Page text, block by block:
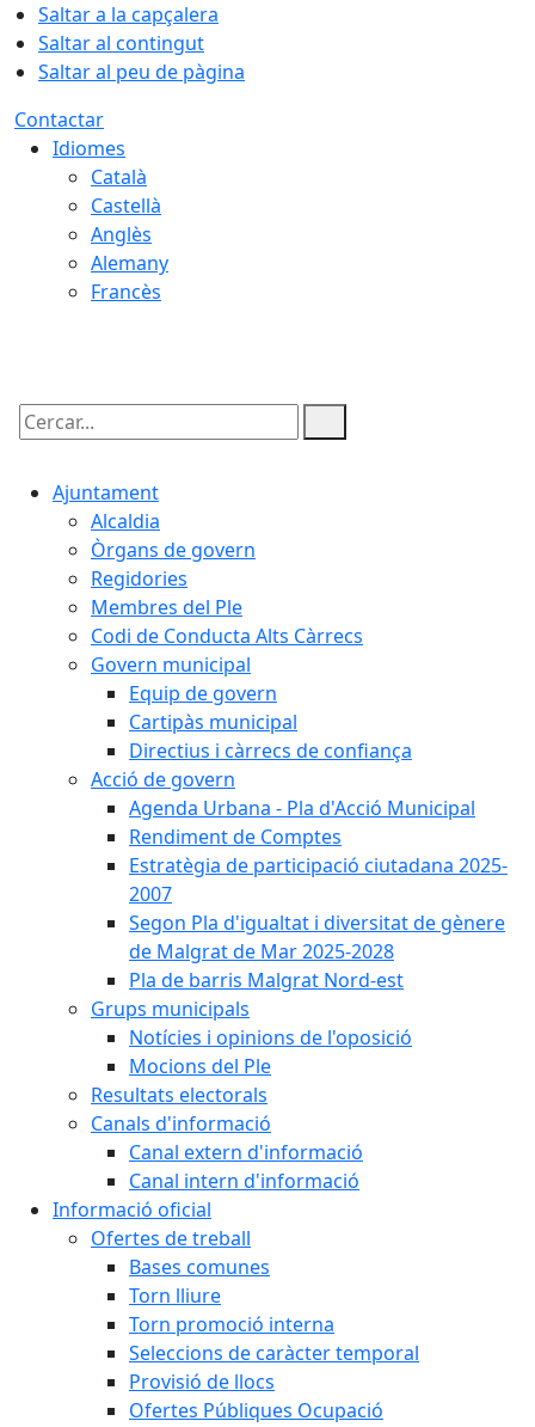
Saltar a la capçalera
Saltar al contingut
Saltar al peu de pàgina
Contactar
Idiomes
Català
Castellà
Anglès
Alemany
Francès
Cercar:
Ajuntament
Alcaldia
Òrgans de govern
Regidories
Membres del Ple
Codi de Conducta Alts Càrrecs
Govern municipal
Equip de govern
Cartipàs municipal
Directius i càrrecs de confiança
Acció de govern
Agenda Urbana - Pla d'Acció Municipal
Rendiment de Comptes
Estratègia de participació ciutadana 2025-
2007
Segon Pla d'igualtat i diversitat de gènere
de Malgrat de Mar 2025-2028
Pla de barris Malgrat Nord-est
Grups municipals
Notícies i opinions de l'oposició
Mocions del Ple
Resultats electorals
Canals d'informació
Canal extern d'informació
Canal intern d'informació
Informació oficial
Ofertes de treball
Bases comunes
Torn lliure
Torn promoció interna
Seleccions de caràcter temporal
Provisió de llocs
Ofertes Públiques Ocupació